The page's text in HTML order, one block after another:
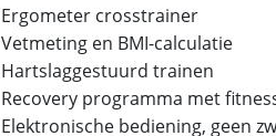
crosstrainer
en BMI-calculatie
trainen
programma met
bediening, geen